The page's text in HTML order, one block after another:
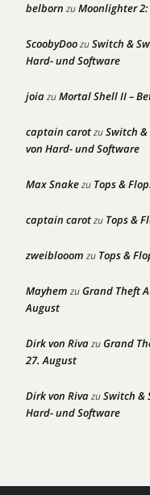
belborn zuMoonlighter
ScoobyDoozuSwitch &
Hard- und Software
joiazuMortal Shell II –
captain carotzuSwitch
von Hard- und Software
Max Snakezu Tops &
captain carotzu Tops &
zweiblooom zu Tops &
Mayhem zuGrand Theft
August
Dirk von RivazuGrand
27. August
Dirk von RivazuSwitch &
Hard- und Software